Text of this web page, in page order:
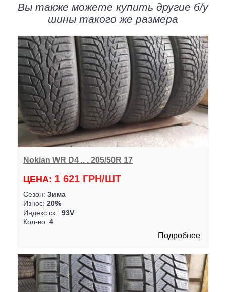
Вы также можете купить другие б/у
шины такого же размера
Nokian WR D4 .. . 205/50R 17
ЦЕНА: 1 621 ГРН/ШТ
Сезон: Зима
Износ: 20%
Индекс ск.: 93V
Кол-во: 4
Подробнее